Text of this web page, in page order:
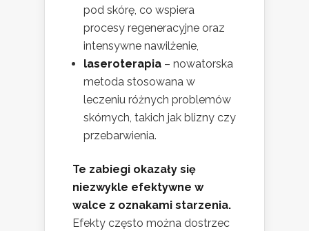
pod skórę, co wspiera
procesy regeneracyjne oraz
intensywne nawilżenie,
laseroterapia – nowatorska
metoda stosowana w
leczeniu różnych problemów
skórnych, takich jak blizny czy
przebarwienia.
Te zabiegi okazały się
niezwykle efektywne w
walce z oznakami starzenia.
Efekty często można dostrzec